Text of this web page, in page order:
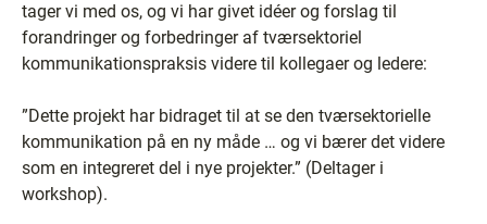
tager vi med os, og vi har givet idéer og forslag til
forandringer og forbedringer af tværsektoriel
kommunikationspraksis videre til kollegaer og ledere:
”Dette projekt har bidraget til at se den tværsektorielle
kommunikation på en ny måde … og vi bærer det videre
som en integreret del i nye projekter.” (Deltager i
workshop).